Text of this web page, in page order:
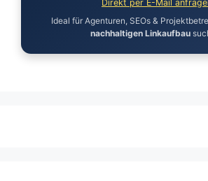
Direkt per E-Mail
Ideal für Agenturen, SEOs &
nachhaltigen Linkaufbau